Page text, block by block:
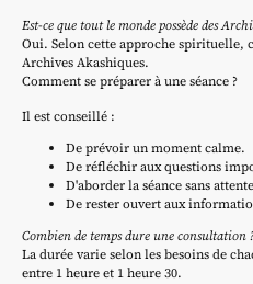
Est-ce que tout le monde possède des
Oui. Selon cette approche spirituelle,
Archives Akashiques.
Comment se préparer à une séance ?
Il est conseillé :
De prévoir un moment calme.
De réfléchir aux questions
D'aborder la séance sans
De rester ouvert aux
Combien de temps dure une consultation
La durée varie selon les besoins de
entre 1 heure et 1 heure 30.